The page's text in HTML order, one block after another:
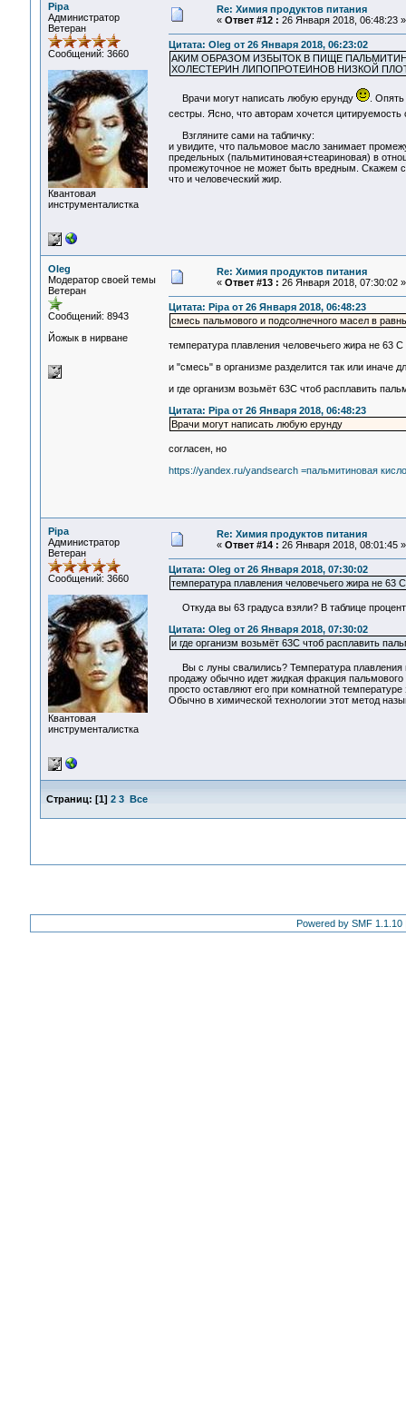
Pipa
Администратор
Ветеран
Сообщений: 3660
Квантовая
инструменталистка
Re: Химия продуктов питания
« Ответ #12 : 26 Января 2018, 06:48:23 »
Цитата: Oleg от 26 Января 2018, 06:23:02
АКИМ ОБРАЗОМ ИЗБЫТОК В ПИЩЕ
ХОЛЕСТЕРИН ЛИПОПРОТЕИНОВ НИЗКОЙ
Врачи могут написать любую ерунду
. Опять
сестры. Ясно, что авторам хочется
Взгляните сами на табличку:
и увидите, что пальмовое масло занимает
предельных (пальмитиновая+стеариновая) в
промежуточное не может быть вредным. Скажем
что и человеческий жир.
Oleg
Модератор своей темы
Ветеран
Сообщений: 8943
Йожык в нирване
Re: Химия продуктов питания
« Ответ #13 : 26 Января 2018, 07:30:02 »
Цитата: Pipa от 26 Января 2018, 06:48:23
смесь пальмового и подсолнечного масел в
температура плавления человечьего жира не 63 С
и "смесь" в организме разделится так или иначе
и где организм возьмёт 63С чтоб расплавить
Цитата: Pipa от 26 Января 2018, 06:48:23
Врачи могут написать любую ерунду
согласен, но
https://yandex.ru/yandsearch =пальмитиновая
Pipa
Администратор
Ветеран
Сообщений: 3660
Квантовая
инструменталистка
Re: Химия продуктов питания
« Ответ #14 : 26 Января 2018, 08:01:45 »
Цитата: Oleg от 26 Января 2018, 07:30:02
температура плавления человечьего жира не 63 С
Откуда вы 63 градуса взяли? В таблице
Цитата: Oleg от 26 Января 2018, 07:30:02
и где организм возьмёт 63С чтоб расплавить
Вы с луны свалились? Температура плавления
продажу обычно идет жидкая фракция
просто оставляют его при комнатной
Обычно в химической технологии этот метод
Страниц: [1] 2 3 Все
Powered by SMF 1.1.10